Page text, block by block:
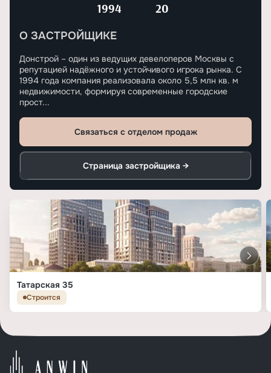
1994 20
О ЗАСТРОЙЩИКЕ
Донстрой – один из ведущих девелоперов Москвы с
репутацией надёжного и устойчивого игрока рынка. С
1994 года компания реализовала около 5,5 млн кв. м
недвижимости, формируя современные городские
прост...
Связаться с отделом продаж
Страница застройщика →
Татарская 35
Строится